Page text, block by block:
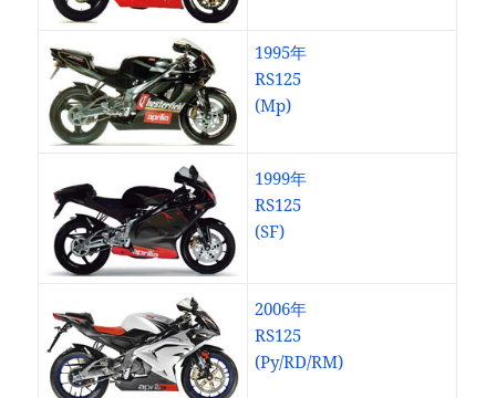
1995年
RS125
(Mp)
1999年
RS125
(SF)
2006年
RS125
(Py/RD/RM)